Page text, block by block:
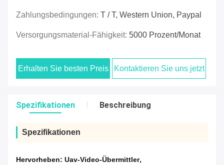
Zahlungsbedingungen: T / T, Western Union, Paypal
Versorgungsmaterial-Fähigkeit: 5000 Prozent/Monat
Erhalten Sie besten Preis Kontaktieren Sie uns jetzt
Spezifikationen Beschreibung
Spezifikationen
Hervorheben: Uav-Video-Übermittler,